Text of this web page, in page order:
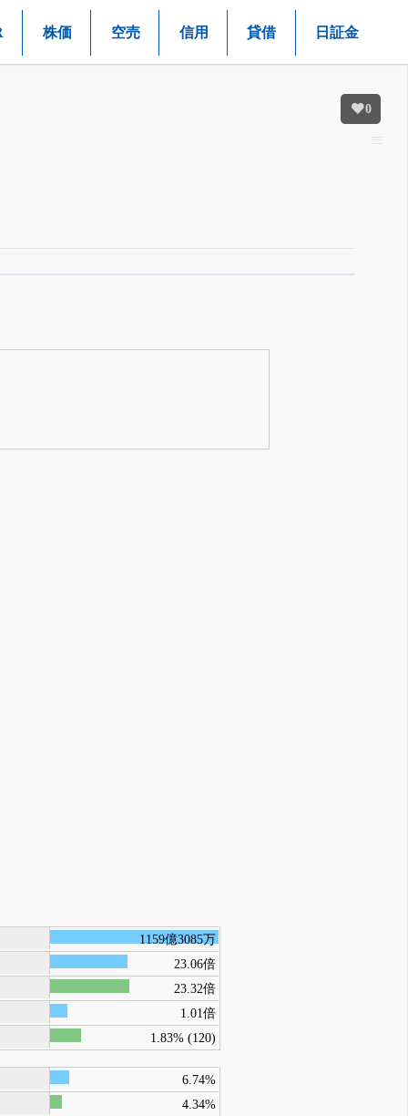
株価 空売 信用 貸借 日証金
0
1159億3085万
23.06倍
23.32倍
1.01倍
1.83% (120)
6.74%
4.34%